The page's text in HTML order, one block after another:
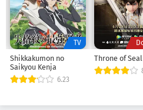
TV
Shikkakumon no
Saikyou Kenja
6.23
Throne of Seal